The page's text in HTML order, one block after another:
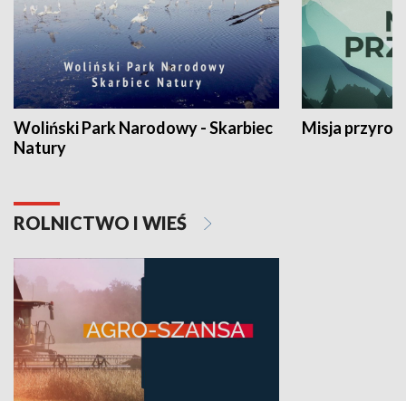
Woliński Park Narodowy - Skarbiec
Natury
Misja
ROLNICTWO I WIEŚ